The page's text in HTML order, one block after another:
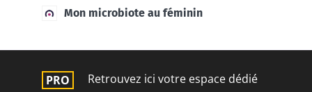
Mon microbiote au féminin
Retrouvez ici votre espace dédié